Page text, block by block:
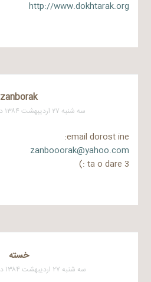
http://www.dokhtarak.org
zanborak
سه شنبه ۲۷ اردیبهشت ۱۳۸۴ در ۴:۵۱ بعد از ظهر
email dorost ine:
zanbooorak@yahoo.com
3 ta o dare :)
خسته
سه شنبه ۲۷ اردیبهشت ۱۳۸۴ در ۸:۵۲ بعد از ظهر